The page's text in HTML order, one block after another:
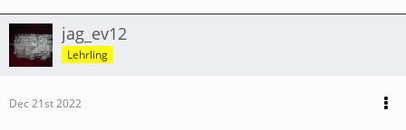
jag_ev12
Lehrling
Dec 21st 2022